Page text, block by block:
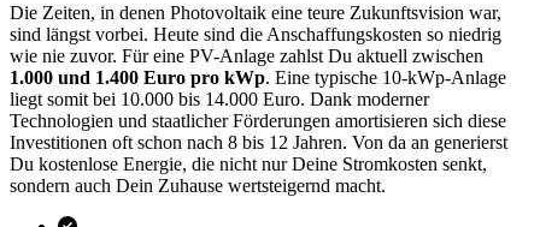
Die Zeiten, in denen Photovoltaik eine teure Zukunftsvision war,
sind längst vorbei. Heute sind die Anschaffungskosten so niedrig
wie nie zuvor. Für eine PV-Anlage zahlst Du aktuell zwischen
1.000 und 1.400 Euro pro kWp. Eine typische 10-kWp-Anlage
liegt somit bei 10.000 bis 14.000 Euro. Dank moderner
Technologien und staatlicher Förderungen amortisieren sich diese
Investitionen oft schon nach 8 bis 12 Jahren. Von da an generierst
Du kostenlose Energie, die nicht nur Deine Stromkosten senkt,
sondern auch Dein Zuhause wertsteigernd macht.